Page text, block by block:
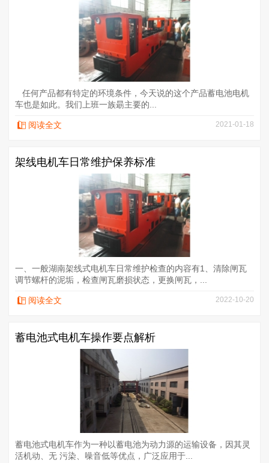
任何产品都有特定的环境条件，今天说的这个产品蓄电池电机
车也是如此。我们上班一族朂主要的...
阅读全文 2021-01-18
架线电机车日常维护保养标准
一、一般湖南架线式电机车日常维护检查的内容有1、清除闸瓦
调节螺杆的泥垢，检查闸瓦磨损状态，更换闸瓦，...
阅读全文 2022-10-20
蓄电池式电机车操作要点解析
蓄电池式电机车作为一种以蓄电池为动力源的运输设备，因其灵
活机动、无 污染、噪音低等优点，广泛应用于...